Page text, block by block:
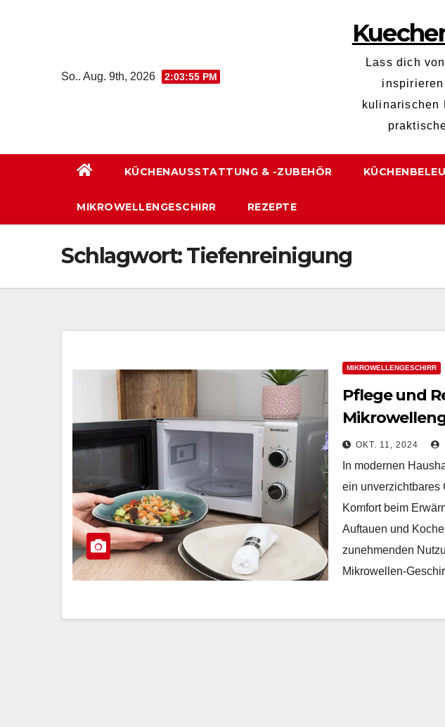
So.. Aug. 9th, 2026 2:03:56 PM
Lass dich
kulinarischen
KÜCHENAUSSTATTUNG & -ZUBEHÖR
MIKROWELLENGESCHIRR REZEPTE
Schlagwort:Tiefenreinigung
MIKROWELLENGESCHIRR
Pflege und
OKT. 11, 2024
In modernen
ein unverzichtbares
Komfort beim
Auftauen und
zunehmenden
Mikrowellen-